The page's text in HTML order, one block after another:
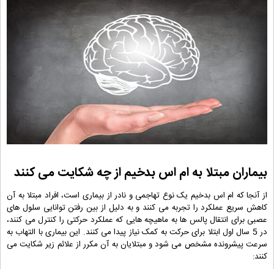
بیماران مبتلا به ام اس بدخیم از چه شکایت می کنند
از آنجا که ام اس بدخیم یک نوع تهاجمی و نادر از بیماری است، افراد مبتلا به آن
کاهش سریع عملکرد را تجربه می کنند و به دلیل از بین رفتن توانایی سلول های
عصبی برای انتقال پالس ها به ماهیچه هایی که عملکرد حرکتی را کنترل می کنند،
در 5 سال اول ابتلا برای حرکت به کمک نیاز پیدا می کنند. این بیماری با التهاب به
سرعت پیشرونده مشخص می شود و مبتلایان به آن مکرر از علائم زیر شکایت می
کنند: